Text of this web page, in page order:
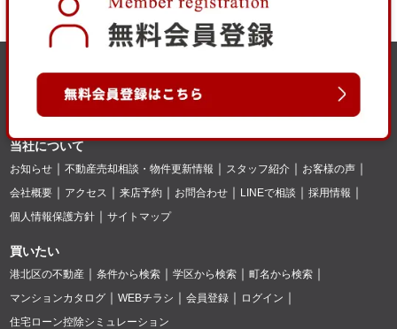
当社について
お知らせ 不動産売却相談・物件更新情報 スタッフ紹介
お客様の声
会社概要
アクセス 来店予約 お問合わせ LINEで相談
採用情報
個人情報保護方針
サイトマップ
買いたい
港北区の不動産 条件から検索 学区から検索
町名から検索
マンションカタログ
WEBチラシ 会員登録
ログイン
住宅ローン控除シミュレーション